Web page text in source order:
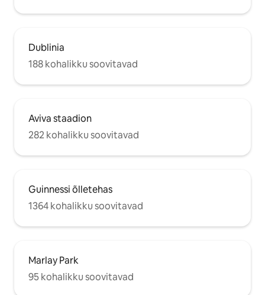
Dublinia
188 kohalikku soovitavad
Aviva staadion
282 kohalikku soovitavad
Guinnessi õlletehas
1364 kohalikku soovitavad
Marlay Park
95 kohalikku soovitavad